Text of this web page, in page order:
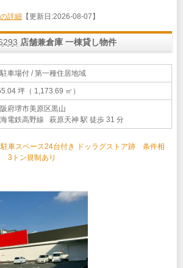
詳細 【更新日:2026-08-07】
店舗兼倉庫 一棟貸し物件
車場付 / 第一種住居地域
坪（ 1,173.69 ㎡）
府堺市美原区黒山
電鉄高野線 萩原天神 駅 徒歩 31 分
車スペース24台付き ドッラグストア跡 条件相
3トン規制あり